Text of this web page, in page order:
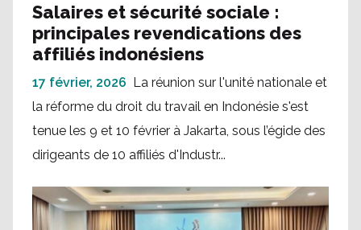
Salaires et sécurité sociale :
principales revendications des
affiliés indonésiens
17 février, 2026 La réunion sur l'unité nationale et
la réforme du droit du travail en Indonésie s'est
tenue les 9 et 10 février à Jakarta, sous l’égide des
dirigeants de 10 affiliés d'Industr...